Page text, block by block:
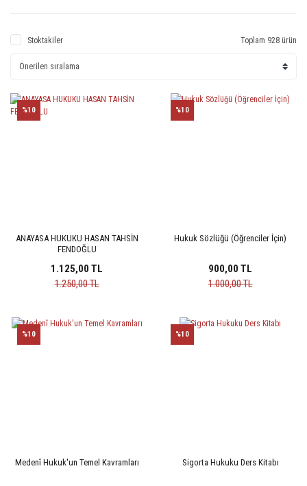
Stoktakiler Toplam 928 ürün
ANAYASA HUKUKU HASAN TAHSİN
FENDOĞLU
%10
1.125,00 TL
1.250,00 TL
Hukuk Sözlüğü (Öğrenciler İçin)
%10
900,00 TL
1.000,00 TL
Medenî Hukuk'un Temel Kavramları
%10
Sigorta Hukuku Ders Kitabı
%10